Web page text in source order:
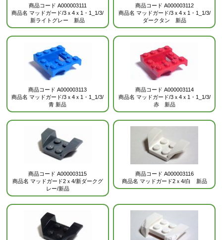
商品コード A000003111
商品名 マッドガード/3ｘ4ｘ1・1_1/3/
新ライトグレー 新品
商品コード A000003112
商品名 マッドガード/3ｘ4ｘ1・1_1/3/
ダークタン 新品
商品コード A000003113
商品名 マッドガード/3ｘ4ｘ1・1_1/3/
青 新品
商品コード A000003114
商品名 マッドガード/3ｘ4ｘ1・1_1/3/
赤 新品
商品コード A000003115
商品名 マッドガード2ｘ4/新ダークグ
レー/新品
商品コード A000003116
商品名 マッドガード2ｘ4/白 新品